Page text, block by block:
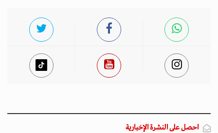
احصل على النشرة الإخبارية